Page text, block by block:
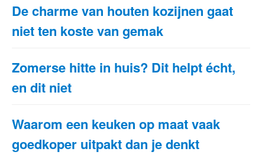
De charme van houten kozijnen gaat
niet ten koste van gemak
Zomerse hitte in huis? Dit helpt écht,
en dit niet
Waarom een keuken op maat vaak
goedkoper uitpakt dan je denkt